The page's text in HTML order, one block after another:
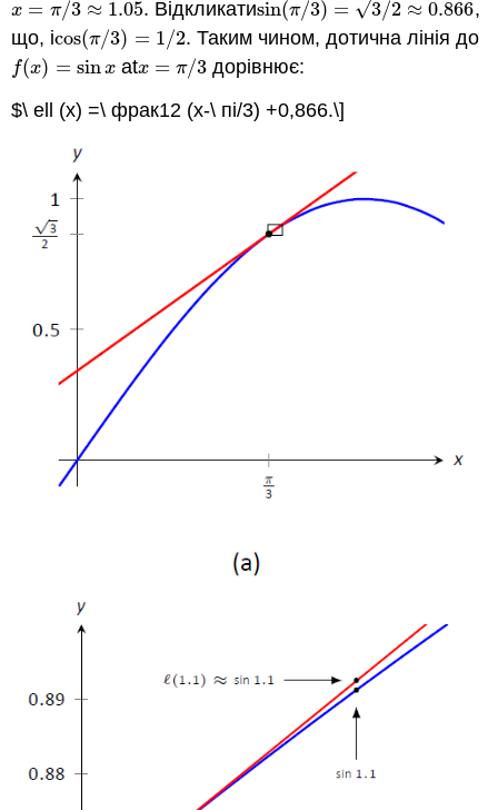
x = π/3 ≈ 1.05.
x=π /3≈1.05. Відкликатиsin(π/3) = 3
√ /2 ≈ 0.866
sin(π/3)=3 2≈0.866
,
що, іcos(π/3) = 1/2
cos(π/3) =1 /2 . Таким чином, дотична лінія до
f(x) = sinx
f(x)= sinx atx = π/3
x=π /3
дорівнює:
$\ ell (x) =\ фрак12 (х-\ пі/3) +0,866.\]